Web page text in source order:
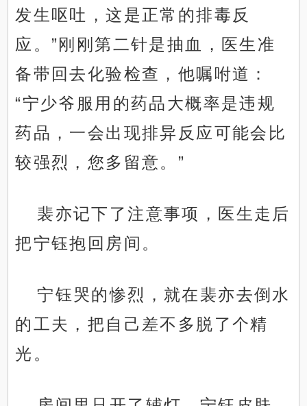
发生呕吐，这是正常的排毒反
应。”刚刚第二针是抽血，医生准
备带回去化验检查，他嘱咐道：
“宁少爷服用的药品大概率是违规
药品，一会出现排异反应可能会比
较强烈，您多留意。”
裴亦记下了注意事项，医生走后
把宁钰抱回房间。
宁钰哭的惨烈，就在裴亦去倒水
的工夫，把自己差不多脱了个精
光。